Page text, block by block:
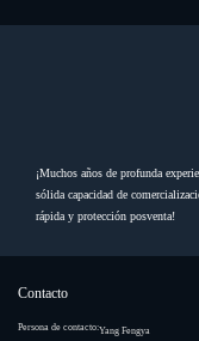
Contacto
Persona de contacto:Yang Fengya
¡Muchos años de profunda
sólida capacidad de
rápida y protección posventa!